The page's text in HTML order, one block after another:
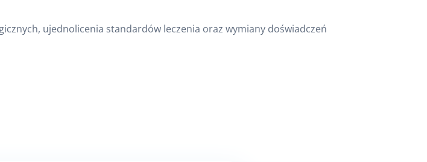
ujednolicenia standardów leczenia oraz wymiany doświadczeń